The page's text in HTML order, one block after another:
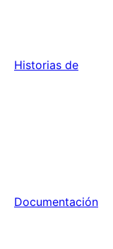
Historias de
Documentación